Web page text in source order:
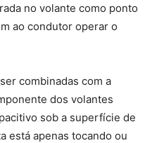
no volante como ponto
ao condutor operar o
combinadas com a
dos volantes
sob a superfície de
está apenas tocando ou